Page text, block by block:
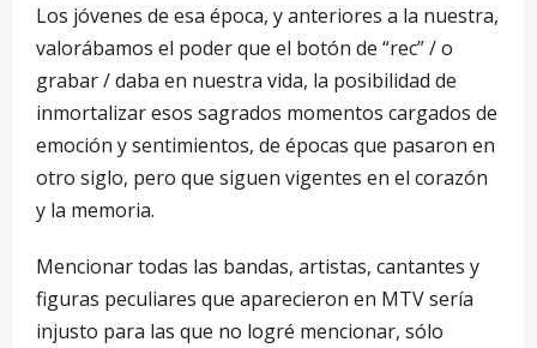
Los jóvenes de esa época, y anteriores a la nuestra,
valorábamos el poder que el botón de “rec” / o
grabar / daba en nuestra vida, la posibilidad de
inmortalizar esos sagrados momentos cargados de
emoción y sentimientos, de épocas que pasaron en
otro siglo, pero que siguen vigentes en el corazón
y la memoria.
Mencionar todas las bandas, artistas, cantantes y
figuras peculiares que aparecieron en MTV sería
injusto para las que no logré mencionar, sólo